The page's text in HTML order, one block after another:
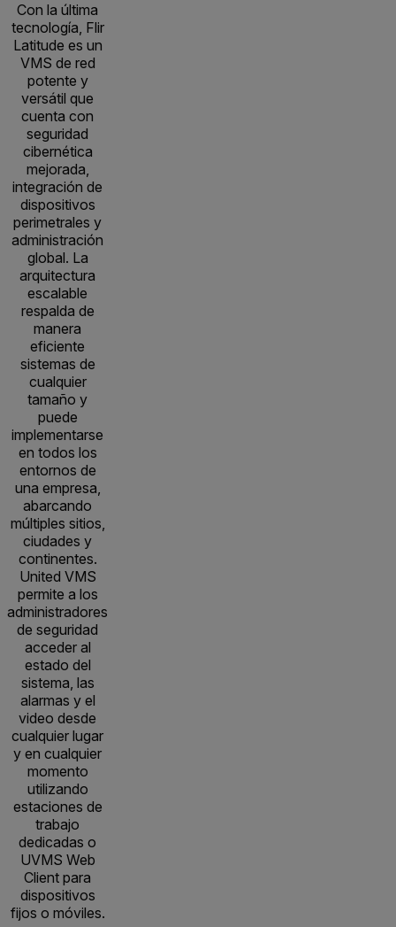
Con la última
tecnología, Flir
Latitude es un
VMS de red
potente y
versátil que
cuenta con
seguridad
cibernética
mejorada,
integración de
dispositivos
perimetrales y
administración
global. La
arquitectura
escalable
respalda de
manera
eficiente
sistemas de
cualquier
tamaño y
puede
implementarse
en todos los
entornos de
una empresa,
abarcando
múltiples sitios,
ciudades y
continentes.
United VMS
permite a los
administradores
de seguridad
acceder al
estado del
sistema, las
alarmas y el
video desde
cualquier lugar
y en cualquier
momento
utilizando
estaciones de
trabajo
dedicadas o
UVMS Web
Client para
dispositivos
fijos o móviles.